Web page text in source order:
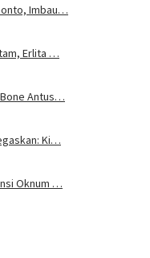
Imbau…
Erlita …
Bone Antus…
Ki…
Oknum …